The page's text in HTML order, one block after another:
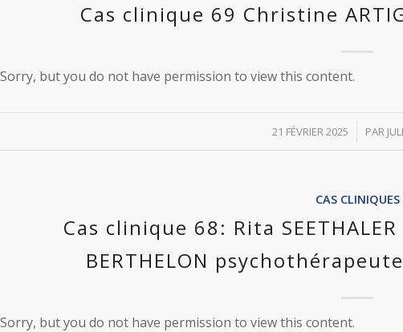
Cas clinique 69 Christine
Sorry, but you do not have permission to view this content.
21 FÉVRIER 2025
/ PAR
CAS CLINIQUES
Cas clinique 68: Rita
BERTHELON
Sorry, but you do not have permission to view this content.